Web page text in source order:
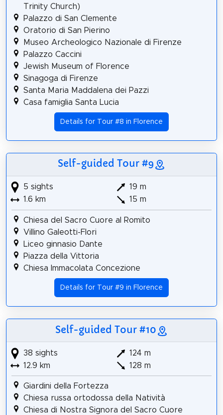
Trinity Church)
Palazzo di San Clemente
Oratorio di San Pierino
Museo Archeologico Nazionale di Firenze
Palazzo Caccini
Jewish Museum of Florence
Sinagoga di Firenze
Santa Maria Maddalena dei Pazzi
Casa famiglia Santa Lucia
Details for Tour #8 in Florence
Self-guided Tour #9
5 sights
1.6 km
19 m
15 m
Chiesa del Sacro Cuore al Romito
Villino Galeotti-Flori
Liceo ginnasio Dante
Piazza della Vittoria
Chiesa Immacolata Concezione
Details for Tour #9 in Florence
Self-guided Tour #10
38 sights
12.9 km
124 m
128 m
Giardini della Fortezza
Chiesa russa ortodossa della Natività
Chiesa di Nostra Signora del Sacro Cuore